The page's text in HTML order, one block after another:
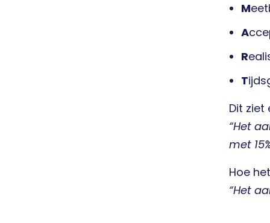
M
A
R
T
Dit ziet
“Het
met
Hoe
“Het